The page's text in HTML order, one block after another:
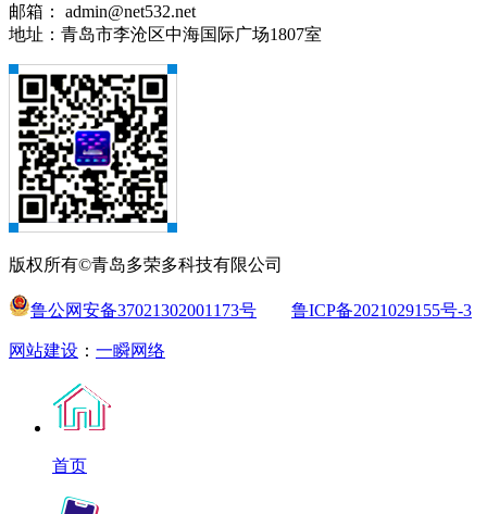
邮箱： admin@net532.net
地址：青岛市李沧区中海国际广场1807室
版权所有©青岛多荣多科技有限公司
鲁公网安备37021302001173号 鲁ICP备2021029155号-3
网站建设 ： 一瞬网络
首页